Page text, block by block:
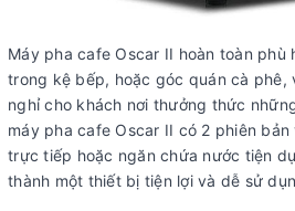
Máy pha cafe Oscar II hoàn toàn phù
trong kệ bếp, hoặc góc quán cà phê,
nghỉ cho khách nơi thưởng thức
máy pha cafe Oscar II có 2 phiên
trực tiếp hoặc ngăn chứa nước tiện
thành một thiết bị tiện lợi và dễ sử